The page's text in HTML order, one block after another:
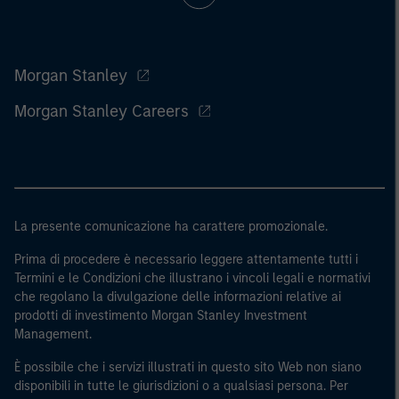
Morgan Stanley
Morgan Stanley Careers
La presente comunicazione ha carattere promozionale.
Prima di procedere è necessario leggere attentamente tutti i
Termini e le Condizioni che illustrano i vincoli legali e normativi
che regolano la divulgazione delle informazioni relative ai
prodotti di investimento Morgan Stanley Investment
Management.
È possibile che i servizi illustrati in questo sito Web non siano
disponibili in tutte le giurisdizioni o a qualsiasi persona. Per